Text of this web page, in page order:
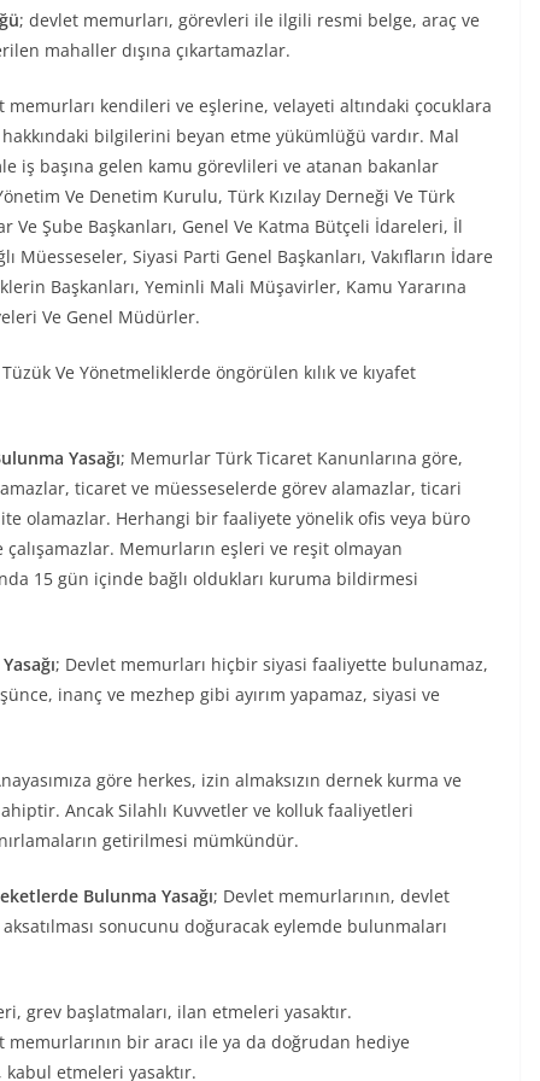
; devlet memurları, görevleri ile ilgili resmi belge, araç ve
mahaller dışına çıkartamazlar.
memurları kendileri ve eşlerine, velayeti altındaki çocuklara
hakkındaki bilgilerini beyan etme yükümlüğü vardır. Mal
iş başına gelen kamu görevlileri ve atanan bakanlar
Ve Denetim Kurulu, Türk Kızılay Derneği Ve Türk
Şube Başkanları, Genel Ve Katma Bütçeli İdareleri, İl
Siyasi Parti Genel Başkanları, Vakıfların İdare
Başkanları, Yeminli Mali Müşavirler, Kamu Yararına
Ve Genel Müdürler.
Ve Yönetmeliklerde öngörülen kılık ve kıyafet
Yasağı; Memurlar Türk Ticaret Kanunlarına göre,
ticaret ve müesseselerde görev alamazlar, ticari
olamazlar. Herhangi bir faaliyete yönelik ofis veya büro
Memurların eşleri ve reşit olmayan
15 gün içinde bağlı oldukları kuruma bildirmesi
; Devlet memurları hiçbir siyasi faaliyette bulunamaz,
inanç ve mezhep gibi ayırım yapamaz, siyasi ve
göre herkes, izin almaksızın dernek kurma ve
Ancak Silahlı Kuvvetler ve kolluk faaliyetleri
getirilmesi mümkündür.
Bulunma Yasağı; Devlet memurlarının, devlet
sonucunu doğuracak eylemde bulunmaları
grev başlatmaları, ilan etmeleri yasaktır.
memurlarının bir aracı ile ya da doğrudan hediye
etmeleri yasaktır.